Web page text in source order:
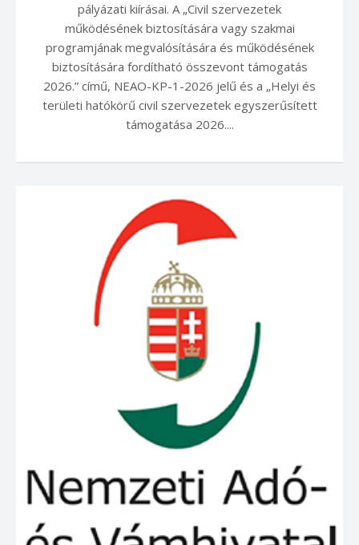
pályázati kiírásai. A „Civil szervezetek
működésének biztosítására vagy szakmai
programjának megvalósítására és működésének
biztosítására fordítható összevont támogatás
2026.” című, NEAO-KP-1-2026 jelű és a „Helyi és
területi hatókörű civil szervezetek egyszerűsített
támogatása 2026....